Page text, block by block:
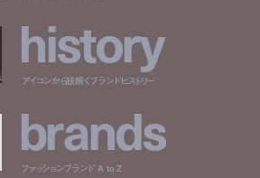
history
アイコンから紐解くブランドヒストリー
brands
ファッションブランド A to Z